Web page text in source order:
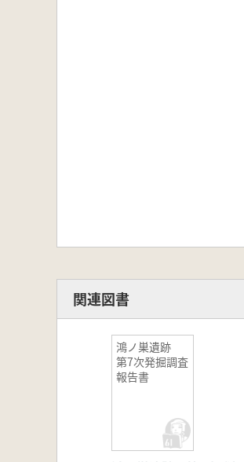
関連図書
鴻ノ巣遺跡
第7次発掘調査
報告書